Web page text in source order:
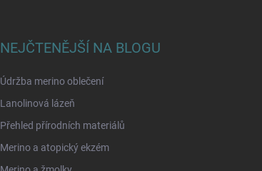
NEJČTENĚJŠÍ NA BLOGU
Údržba merino oblečení
Lanolinová lázeň
Přehled přírodních materiálů
Merino a atopický ekzém